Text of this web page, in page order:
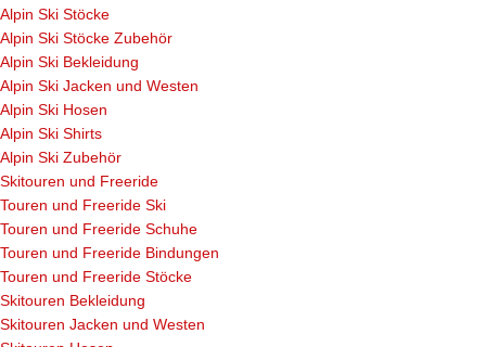
Alpin Ski Stöcke
Alpin Ski Stöcke Zubehör
Alpin Ski Bekleidung
Alpin Ski Jacken und Westen
Alpin Ski Hosen
Alpin Ski Shirts
Alpin Ski Zubehör
Skitouren und Freeride
Touren und Freeride Ski
Touren und Freeride Schuhe
Touren und Freeride Bindungen
Touren und Freeride Stöcke
Skitouren Bekleidung
Skitouren Jacken und Westen